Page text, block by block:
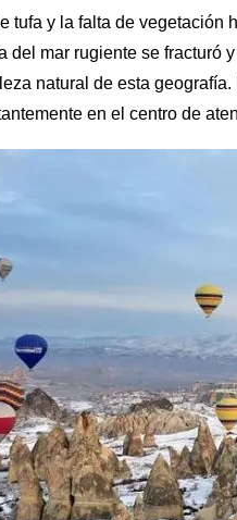
tufa y la falta de
del mar rugiente se
natural de esta
en el centro de